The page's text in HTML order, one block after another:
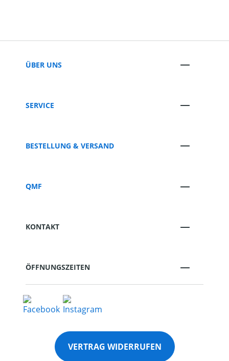
ÜBER UNS
SERVICE
BESTELLUNG & VERSAND
QMF
KONTAKT
ÖFFNUNGSZEITEN
VERTRAG WIDERRUFEN